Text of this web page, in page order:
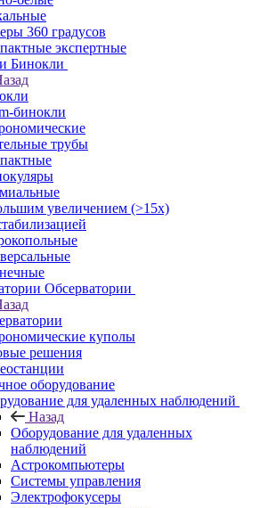
360 градусов
экспертные
Бинокли
бинокли
трубы
увеличением (>15x)
Обсерватории
куполы
решения
оборудование
для удаленных наблюдений
Назад
Оборудование для удаленных
наблюдений
Астрокомпьютеры
Системы управления
Электрофокусеры